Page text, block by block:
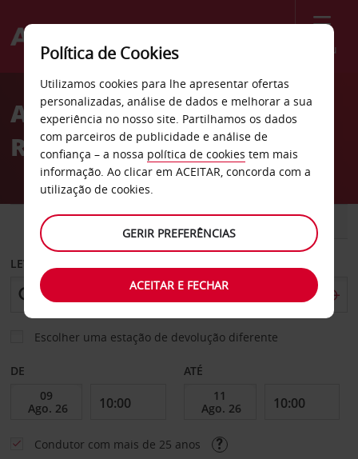
Menu
Welcome
AvisAluguer de carros
Rustenburg
CARRO COMERCIAIS
LEVANTAR EM
Escolher uma estação de devolução diferente
DE ATÉ
Condutor com mais de 25 anos
Política de Cookies
Utilizamos cookies para lhe apresentar ofertas
personalizadas, análise de dados e melhorar a sua
experiência no nosso site. Partilhamos os dados
com parceiros de publicidade e análise de
confiança – a nossa política de cookies tem mais
informação. Ao clicar em ACEITAR, concorda com a
utilização de cookies.
GERIR PREFERÊNCIAS
ACEITAR E FECHAR